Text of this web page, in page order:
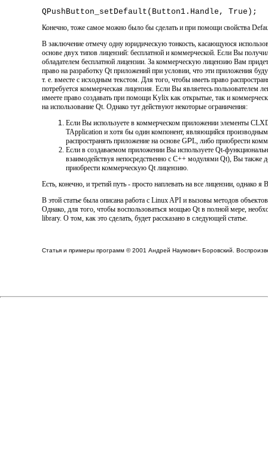
QPushButton_setDefault(Button1.Handle, True);
Конечно, тоже самое можно было бы сделать и при помощи свойства
В заключение отмечу одну юридическую тонкость, касающуюся
основе двух типов лицензий: бесплатной и коммерческой. Если Вы
обладателем бесплатной лицензии. За коммерческую лицензию Вам
право на разработку Qt приложений при условии, что эти приложения
т. е. вместе с исходным текстом. Для того, чтобы иметь право
потребуется коммерческая лицензия. Если Вы являетесь пользователем
имеете право создавать при помощи Kylix как открытые, так и
на использование Qt. Однако тут действуют некоторые ограничения:
Если Вы используете в коммерческом приложении элементы
TApplication и хотя бы один компонент, являющийся
распространять приложение на основе GPL, либо приобрести
Если в создаваемом приложении Вы используете Qt-
взаимодействуя непосредственно с С++ модулями Qt), Вы также
приобрести коммерческую Qt лицензию.
Есть, конечно, и третий путь - просто наплевать на все лицензии, однако я
В этой статье была описана работа с Linux API и вызовы методов
Однако, для того, чтобы воспользоваться мощью Qt в полной мере,
library. О том, как это сделать, будет рассказано в следующей статье.
Статья и примеры программ © 2001 Андрей Наумович Боровский.